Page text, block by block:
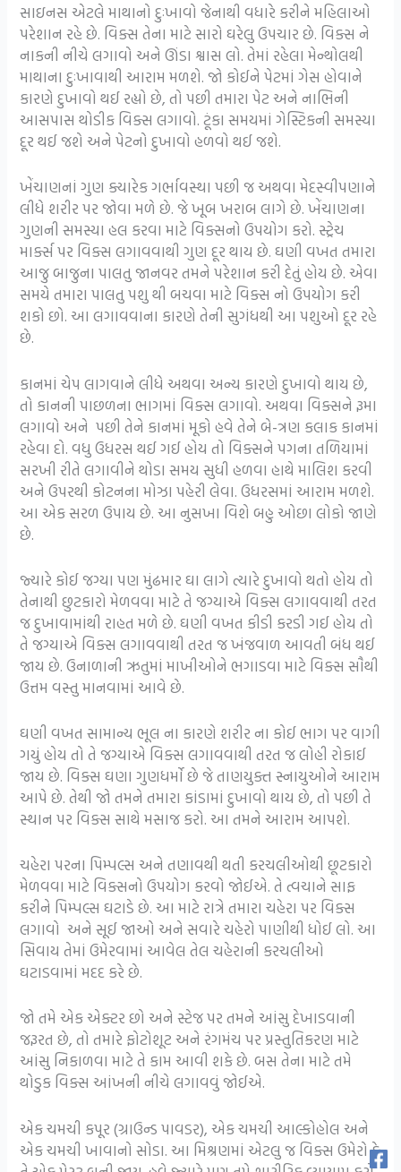
સાઇનસ એટલે માથાનો દુઃખાવો જેનાથી વધારે કરીને મહિલાઓ
પરેશાન રહે છે. વિક્સ તેના માટે સારો ઘરેલુ ઉપચાર છે. વિક્સ ને
નાકની નીચે લગાવો અને ઊંડા શ્વાસ લો. તેમાં રહેલા મેન્થોલથી
માથાના દુઃખાવાથી આરામ મળશે. જો કોઈને પેટમાં ગેસ હોવાને
કારણે દુખાવો થઈ રહ્યો છે, તો પછી તમારા પેટ અને નાભિની
આસપાસ થોડીક વિક્સ લગાવો. ટૂંકા સમયમાં ગેસ્ટિકની સમસ્યા
દૂર થઈ જશે અને પેટનો દુખાવો હળવો થઈ જશે.
ખેંચાણનાં ગુણ ક્યારેક ગર્ભાવસ્થા પછી જ અથવા મેદસ્વીપણાને
લીધે શરીર પર જોવા મળે છે. જે ખૂબ ખરાબ લાગે છે. ખેંચાણના
ગુણની સમસ્યા હલ કરવા માટે વિક્સનો ઉપયોગ કરો. સ્ટ્રેચ
માર્ક્સ પર વિક્સ લગાવવાથી ગુણ દૂર થાય છે. ઘણી વખત તમારા
આજુ બાજુના પાલતુ જાનવર તમને પરેશાન કરી દેતું હોય છે. એવા
સમયે તમારા પાલતુ પશુ થી બચવા માટે વિક્સ નો ઉપયોગ કરી
શકો છો. આ લગાવવાના કારણે તેની સુગંધથી આ પશુઓ દૂર રહે
છે.
કાનમાં ચેપ લાગવાને લીધે અથવા અન્ય કારણે દુખાવો થાય છે,
તો કાનની પાછળના ભાગમાં વિક્સ લગાવો. અથવા વિક્સને રૂમા
લગાવો અને પછી તેને કાનમાં મૂકો હવે તેને બે-ત્રણ કલાક કાનમાં
રહેવા દો. વધુ ઉધરસ થઈ ગઈ હોય તો વિક્સને પગના તળિયામાં
સરખી રીતે લગાવીને થોડા સમય સુધી હળવા હાથે માલિશ કરવી
અને ઉપરથી કોટનના મોઝા પહેરી લેવા. ઉધરસમાં આરામ મળશે.
આ એક સરળ ઉપાય છે. આ નુસખા વિશે બહુ ઓછા લોકો જાણે
છે.
જ્યારે કોઈ જગ્યા પણ મુંઢમાર ઘા લાગે ત્યારે દુખાવો થતો હોય તો
તેનાથી છુટકારો મેળવવા માટે તે જગ્યાએ વિક્સ લગાવવાથી તરત
જ દુખાવામાંથી રાહત મળે છે. ઘણી વખત કીડી કરડી ગઈ હોય તો
તે જગ્યાએ વિક્સ લગાવવાથી તરત જ ખંજવાળ આવતી બંધ થઈ
જાય છે. ઉનાળાની ઋતુમાં માખીઓને ભગાડવા માટે વિક્સ સૌથી
ઉત્તમ વસ્તુ માનવામાં આવે છે.
ઘણી વખત સામાન્ય ભૂલ ના કારણે શરીર ના કોઈ ભાગ પર વાગી
ગયું હોય તો તે જગ્યાએ વિક્સ લગાવવાથી તરત જ લોહી રોકાઈ
જાય છે. વિક્સ ઘણા ગુણધર્મો છે જે તાણયુક્ત સ્નાયુઓને આરામ
આપે છે. તેથી જો તમને તમારા કાંડામાં દુખાવો થાય છે, તો પછી તે
સ્થાન પર વિક્સ સાથે મસાજ કરો. આ તમને આરામ આપશે.
ચહેરા પરના પિમ્પલ્સ અને તણાવથી થતી કરચલીઓથી છૂટકારો
મેળવવા માટે વિક્સનો ઉપયોગ કરવો જોઈએ. તે ત્વચાને સાફ
કરીને પિમ્પલ્સ ઘટાડે છે. આ માટે રાત્રે તમારા ચહેરા પર વિક્સ
લગાવો અને સૂઈ જાઓ અને સવારે ચહેરો પાણીથી ધોઈ લો. આ
સિવાય તેમાં ઉમેરવામાં આવેલ તેલ ચહેરાની કરચલીઓ
ઘટાડવામાં મદદ કરે છે.
જો તમે એક એક્ટર છો અને સ્ટેજ પર તમને આંસુ દેખાડવાની
જરૂરત છે, તો તમારે ફોટોશૂટ અને રંગમંચ પર પ્રસ્તુતિકરણ માટે
આંસુ નિકાળવા માટે તે કામ આવી શકે છે. બસ તેના માટે તમે
થોડુક વિક્સ આંખની નીચે લગાવવું જોઈએ.
એક ચમચી કપૂર (ગ્રાઉન્ડ પાવડર), એક ચમચી આલ્કોહોલ અને
એક ચમચી ખાવાનો સોડા. આ મિશ્રણમાં એટલુ જ વિક્સ ઉમેરો કે